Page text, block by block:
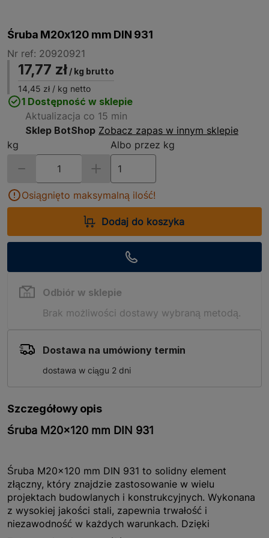
Śruba M20x120 mm DIN 931
Nr ref: 20920921
17,77 zł / kg brutto
14,45 zł / kg netto
1 Dostępność w sklepie
Aktualizacja co 15 min
Sklep BotShop Zobacz zapas w innym sklepie
kg
Albo przez kg
Osiągnięto maksymalną ilość!
Dodaj do koszyka
Odbiór w sklepie
Brak możliwości dostawy wybraną metodą.
Dostawa na umówiony termin
dostawa w ciągu 2 dni
Szczegółowy opis
Śruba M20x120 mm DIN 931
Śruba M20x120 mm DIN 931 to solidny element
złączny, który znajdzie zastosowanie w wielu
projektach budowlanych i konstrukcyjnych. Wykonana
z wysokiej jakości stali, zapewnia trwałość i
niezawodność w każdych warunkach. Dzięki